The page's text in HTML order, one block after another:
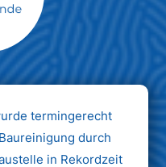
AG
termingerecht
durch
in Rekordzeit